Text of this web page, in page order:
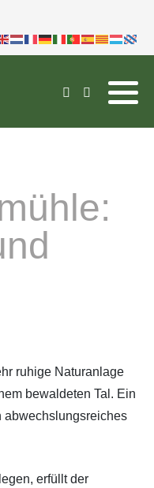
ruhige Naturanlage
bewaldeten Tal. Ein
abwechslungsreiches
erfüllt der